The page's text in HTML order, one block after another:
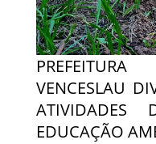
VENCESLAU
ATIVIDADES
EDUCAÇÃO